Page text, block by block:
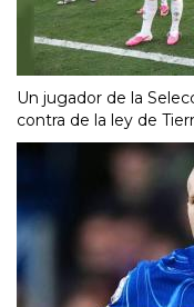
Un jugador de la
contra de la ley de